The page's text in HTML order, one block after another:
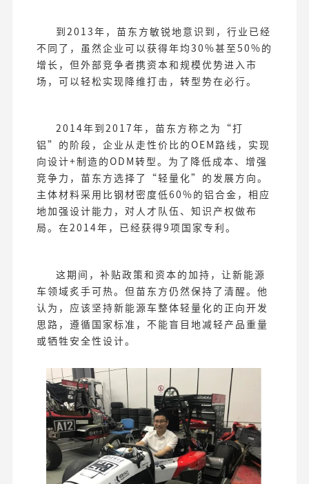
到2013年，苗东方敏锐地意识到，行业已经
不同了，虽然企业可以获得年均30%甚至50%的
增长，但外部竞争者携资本和规模优势进入市
场，可以轻松实现降维打击，转型势在必行。
2014年到2017年，苗东方称之为“打
铝”的阶段，企业从走性价比的OEM路线，实现
向设计+制造的ODM转型。为了降低成本、增强
竞争力，苗东方选择了“轻量化”的发展方向。
主体材料采用比钢材密度低60%的铝合金，相应
地加强设计能力，对人才队伍、知识产权做布
局。在2014年，已经获得9项国家专利。
这期间，补贴政策和资本的加持，让新能源
车领域炙手可热。但苗东方仍然保持了清醒。他
认为，应该坚持新能源车整体轻量化的正向开发
思路，遵循国家标准，不能盲目地减轻产品重量
或牺牲安全性设计。